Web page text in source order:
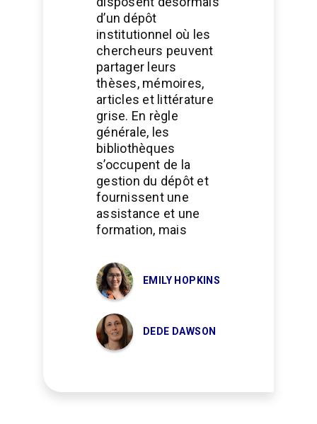
d’un dépôt
institutionnel où les
chercheurs peuvent
partager leurs
thèses, mémoires,
articles et littérature
grise. En règle
générale, les
bibliothèques
s’occupent de la
gestion du dépôt et
fournissent une
assistance et une
formation, mais
EMILY HOPKINS
DEDE DAWSON